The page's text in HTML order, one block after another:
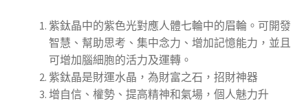
紫鈦晶中的紫色光對應人體七輪中的眉輪。可開發
智慧、幫助思考、集中念力、增加記憶能力，並且
可增加腦細胞的活力及運轉。
紫鈦晶是財運水晶，為財富之石，招財神器
增自信、權勢、提高精神和氣場，個人魅力升